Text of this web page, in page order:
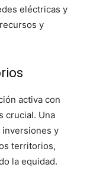
eléctricas y
y
activa con
crucial. Una
inversiones y
territorios,
la equidad.